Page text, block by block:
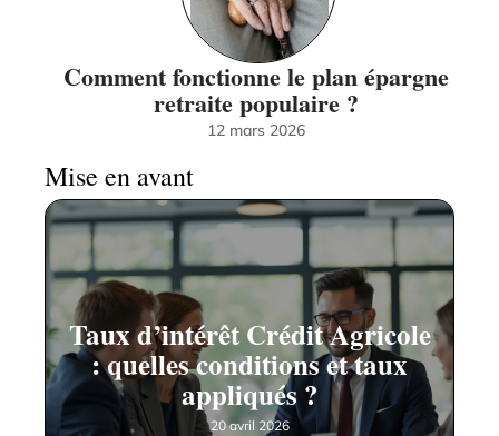
Comment fonctionne le plan épargne
retraite populaire ?
12 mars 2026
Mise en avant
Taux d’intérêt Crédit Agricole
: quelles conditions et taux
appliqués ?
20 avril 2026